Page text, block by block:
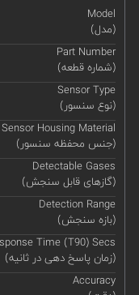
Model
(مدل)
Part Number
(شماره قطعه)
Sensor Type
(نوع سنسور)
Sensor Housing Material
(جنس محفظه سنسور)
Detectable Gases
(گازهای قابل سنجش)
Detection Range
(بازه سنجش)
Time (T90) Secs
(زمان پاسخ دهی در ثانیه)
Accuracy